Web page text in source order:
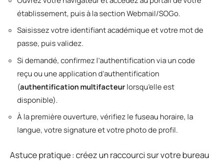
établissement, puis à la section Webmail/SOGo.
Saisissez votre identifiant académique et votre mot de
passe, puis validez.
Si demandé, confirmez l’authentification via un code
reçu ou une application d’authentification
(authentification multifacteurlorsqu’elle est
disponible).
À la première ouverture, vérifiez le fuseau horaire, la
langue, votre signature et votre photo de profil.
Astuce pratique : créez un raccourci sur votre bureau